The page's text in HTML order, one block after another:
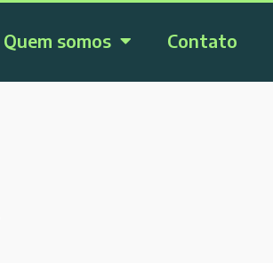
Quem somos Contato